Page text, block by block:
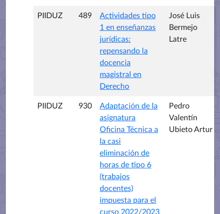
PIIDUZ 489
Actividades tipo
1 en enseñanzas
jurídicas:
repensando la
docencia
magistral en
Derecho
José Luis
Bermejo
Latre
PIIDUZ 930
Adaptación de la
asignatura
Oficina Técnica a
la casi
eliminación de
horas de tipo 6
(trabajos
docentes)
impuesta para el
curso 2022/2023
Pedro
Valentín
Ubieto Artur